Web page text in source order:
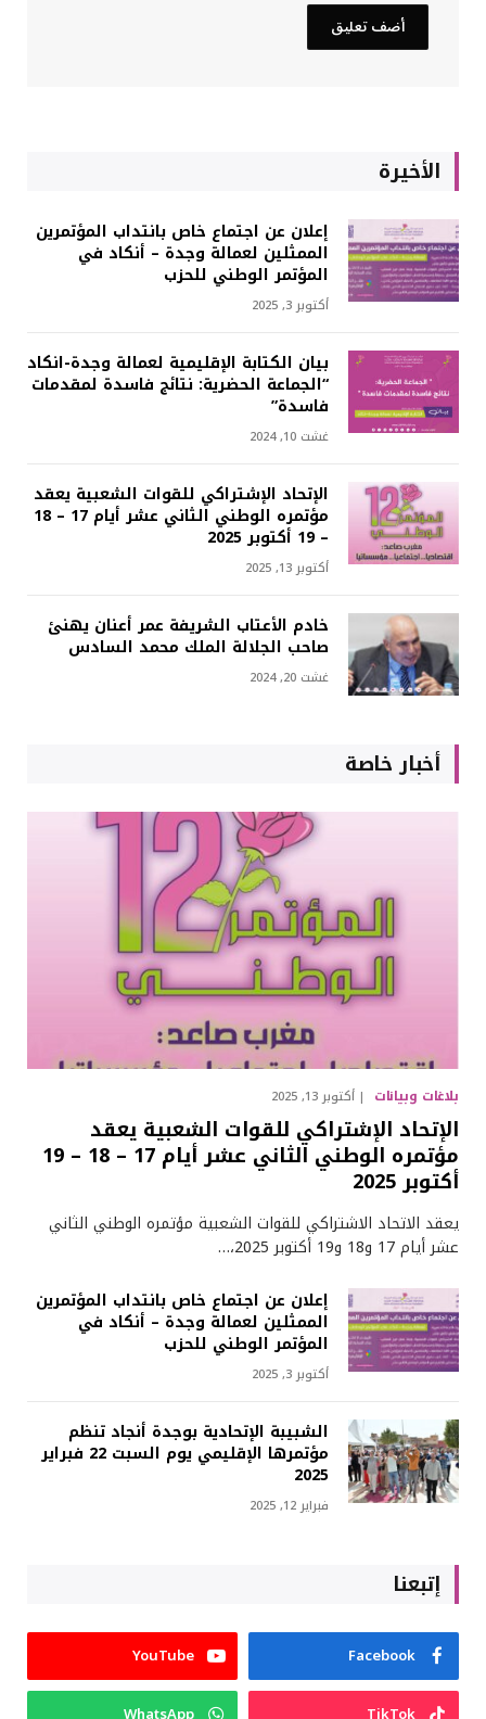
الأخيرة
إعلان عن اجتماع خاص بانتداب المؤتمرين
الممثلين لعمالة وجدة – أنكاد في
المؤتمر الوطني للحزب
أكتوبر 3, 2025
بيان الكتابة الإقليمية لعمالة وجدة-انكاد
“الجماعة الحضرية: نتائج فاسدة لمقدمات
فاسدة”
غشت 10, 2024
الإتحاد الإشتراكي للقوات الشعبية يعقد
مؤتمره الوطني الثاني عشر أيام 17 – 18
– 19 أكتوبر 2025
أكتوبر 13, 2025
خادم الأعتاب الشريفة عمر أعنان يهنئ
صاحب الجلالة الملك محمد السادس
غشت 20, 2024
أخبار خاصة
بلاغات وبيانات أكتوبر 13, 2025
الإتحاد الإشتراكي للقوات الشعبية يعقد
مؤتمره الوطني الثاني عشر أيام 17 – 18 – 19
أكتوبر 2025
يعقد الاتحاد الاشتراكي للقوات الشعبية مؤتمره الوطني الثاني
عشر أيام 17 و18 و19 أكتوبر 2025،…
إعلان عن اجتماع خاص بانتداب المؤتمرين
الممثلين لعمالة وجدة – أنكاد في
المؤتمر الوطني للحزب
أكتوبر 3, 2025
الشبیبة الإتحادیة بوجدة أنجاد تنظم
مؤتمرها الإقليمي يوم السبت 22 فبراير
2025
فبراير 12, 2025
إتبعنا
Facebook
YouTube